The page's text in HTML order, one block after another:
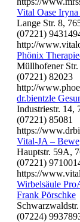
Vital Oase
Lange Str. 8,
(07221)
http://
Phönix
Müllhofener
(07221) 82023
http://
dr.bientzle
Industriestr. 14,
(07221) 85081
https://
Vital-JA –
Hauptstr. 59A,
(07221)
https://
Wirbelsäule
Frank Pörschke
(07224)